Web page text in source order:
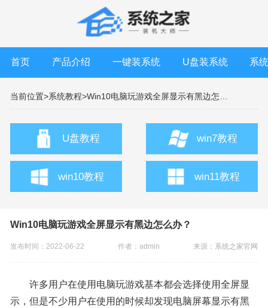
首页 产品介绍 一键装系统 U盘装系统 系
当前位置>系统教程>
U盘教程 win7教程
win10教程 win11教程
Win10电脑玩游戏全屏显示有黑边怎么办？
发布时间：2022-06-22 作者：admin 来源： 系统之家官网
许多用户在使用电脑玩游戏基本都会选择使用全屏显
示，但是不少用户在使用的时候却发现电脑屏幕显示有黑